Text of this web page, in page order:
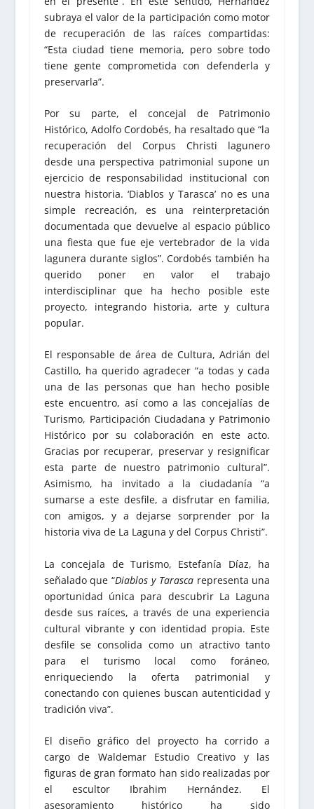
subraya el valor de la participación como motor
de recuperación de las raíces compartidas:
“Esta ciudad tiene memoria, pero sobre todo
tiene gente comprometida con defenderla y
preservarla”.
Por su parte, el concejal de Patrimonio
Histórico, Adolfo Cordobés, ha resaltado que “la
recuperación del Corpus Christi lagunero
desde una perspectiva patrimonial supone un
ejercicio de responsabilidad institucional con
nuestra historia. ‘Diablos y Tarasca’ no es una
simple recreación, es una reinterpretación
documentada que devuelve al espacio público
una fiesta que fue eje vertebrador de la vida
lagunera durante siglos”. Cordobés también ha
querido poner en valor el trabajo
interdisciplinar que ha hecho posible este
proyecto, integrando historia, arte y cultura
popular.
El responsable de área de Cultura, Adrián del
Castillo, ha querido agradecer “a todas y cada
una de las personas que han hecho posible
este encuentro, así como a las concejalías de
Turismo, Participación Ciudadana y Patrimonio
Histórico por su colaboración en este acto.
Gracias por recuperar, preservar y resignificar
esta parte de nuestro patrimonio cultural”.
Asimismo, ha invitado a la ciudadanía “a
sumarse a este desfile, a disfrutar en familia,
con amigos, y a dejarse sorprender por la
historia viva de La Laguna y del Corpus Christi”.
La concejala de Turismo, Estefanía Díaz, ha
señalado que “Diablos y Tarascarepresenta una
oportunidad única para descubrir La Laguna
desde sus raíces, a través de una experiencia
cultural vibrante y con identidad propia. Este
desfile se consolida como un atractivo tanto
para el turismo local como foráneo,
enriqueciendo la oferta patrimonial y
conectando con quienes buscan autenticidad y
tradición viva”.
El diseño gráfico del proyecto ha corrido a
cargo de Waldemar Estudio Creativo y las
figuras de gran formato han sido realizadas por
el escultor Ibrahim Hernández. El
asesoramiento histórico ha sido